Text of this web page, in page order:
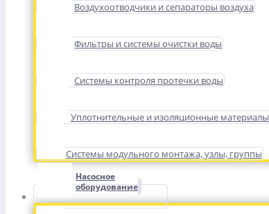
Воздухоотводчики и сепараторы воздуха
Фильтры и системы очистки воды
Системы контроля протечки воды
Уплотнительные и изоляционные материалы
Системы модульного монтажа, узлы, группы
Насосное
оборудование